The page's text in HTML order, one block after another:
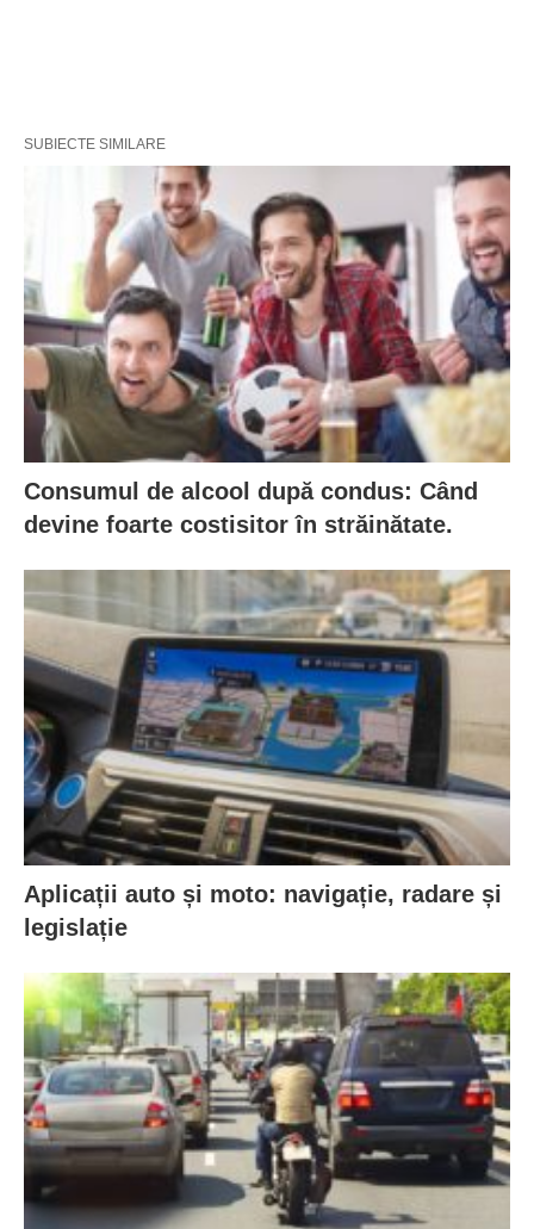
SUBIECTE SIMILARE
Consumul de alcool după condus: Când
devine foarte costisitor în străinătate.
Aplicații auto și moto: navigație, radare și
legislație